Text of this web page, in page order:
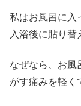
私はお風呂に入
入浴後に貼り替
なぜなら、お風
がす痛みを軽く